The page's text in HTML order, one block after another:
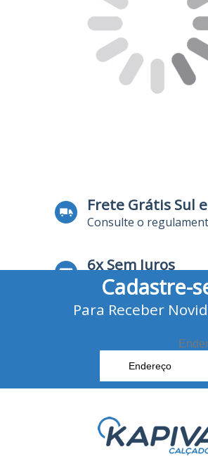
Frete Grátis Sul e
Consulte o
6x Sem Juros
no Cartão de Crédito
no Boleto Bancário e
Cadastre-
Para Receber